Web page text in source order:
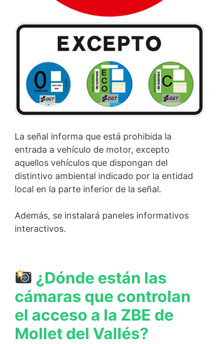
La señal informa que está prohibida la
entrada a vehículo de motor, excepto
aquellos vehículos que dispongan del
distintivo ambiental indicado por la entidad
local en la parte inferior de la señal.
Además, se instalará paneles informativos
interactivos.
¿Dónde están las
cámaras que controlan
el acceso a la ZBE de
Mollet del Vallés?